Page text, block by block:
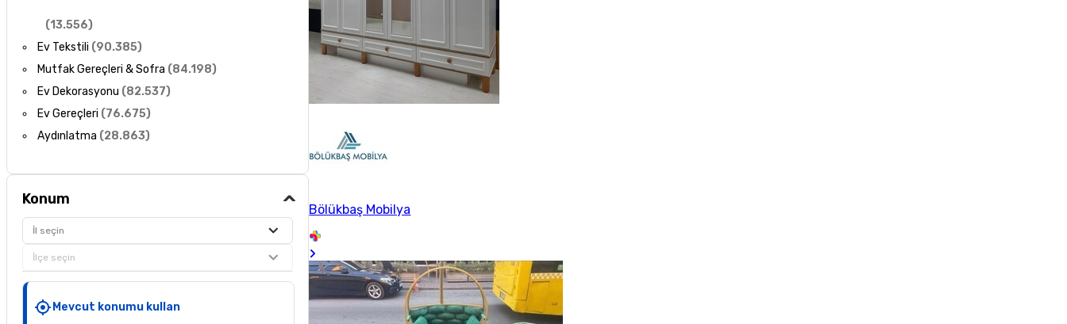
(13.556)
Ev Tekstili (90.385)
Mutfak Gereçleri & Sofra (84.198)
Ev Dekorasyonu (82.537)
Ev Gereçleri (76.675)
Aydınlatma (28.863)
Konum
İl seçin
İlçe seçin
Mevcut konumu kullan
Bölükbaş Mobilya